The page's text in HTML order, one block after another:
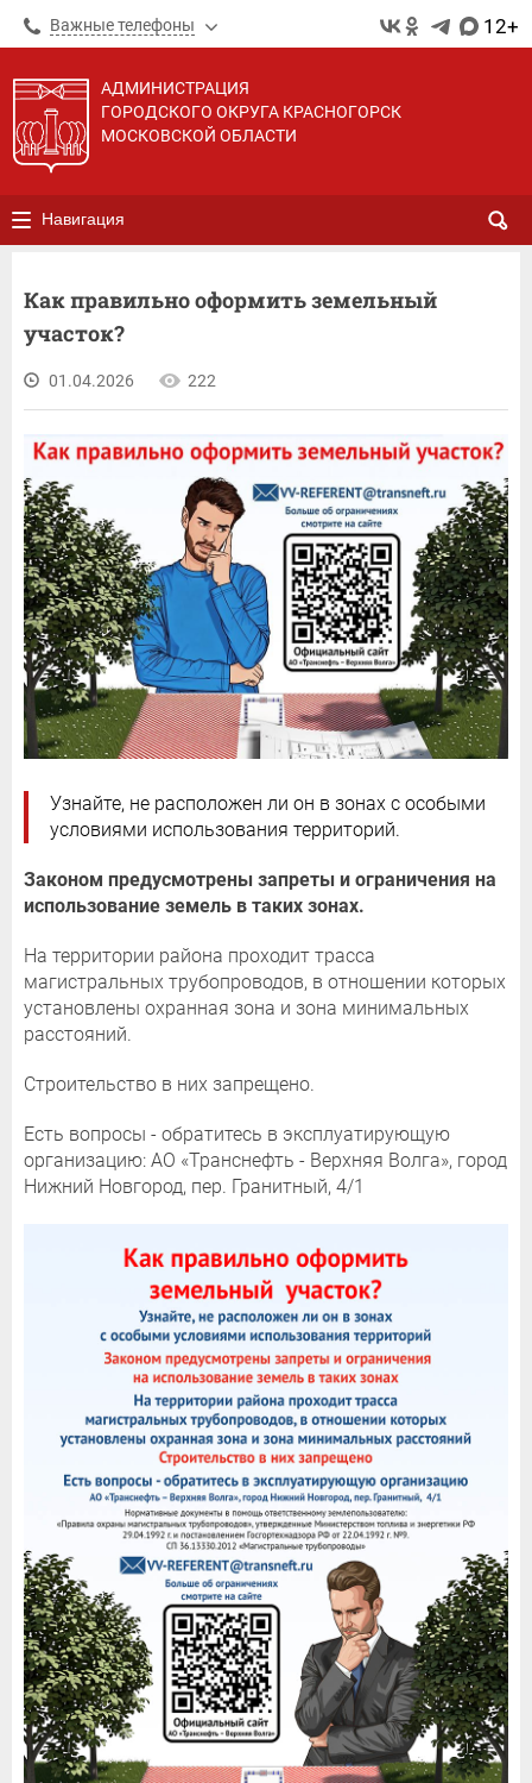
Важные телефоны 12+
АДМИНИСТРАЦИЯ
ГОРОДСКОГО ОКРУГА КРАСНОГОРСК
МОСКОВСКОЙ ОБЛАСТИ
Навигация
Как правильно оформить земельный
участок?
01.04.2026 222
Узнайте, не расположен ли он в зонах с особыми
условиями использования территорий.
Законом предусмотрены запреты и ограничения на
использование земель в таких зонах.
На территории района проходит трасса
магистральных трубопроводов, в отношении которых
установлены охранная зона и зона минимальных
расстояний.
Строительство в них запрещено.
Есть вопросы - обратитесь в эксплуатирующую
организацию: АО «Транснефть - Верхняя Волга», город
Нижний Новгород, пер. Гранитный, 4/1